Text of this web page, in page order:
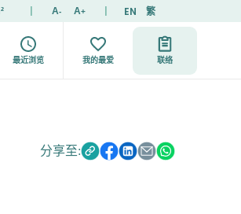
A- A+ EN 繁
最近浏览 我的最爱 联络
分享至: